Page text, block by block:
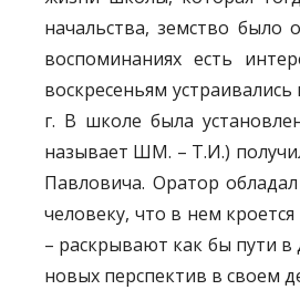
начальства, земство
воспоминаниях есть
воскресеньям
г. В школе была
называет ШМ. – Т.И.)
Павловича. Оратор
человеку, что в нем
– раскрывают как бы пути в
новых перспектив в своем